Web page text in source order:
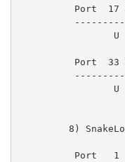
Port  17
U
Port  33
U
8)
Port   1